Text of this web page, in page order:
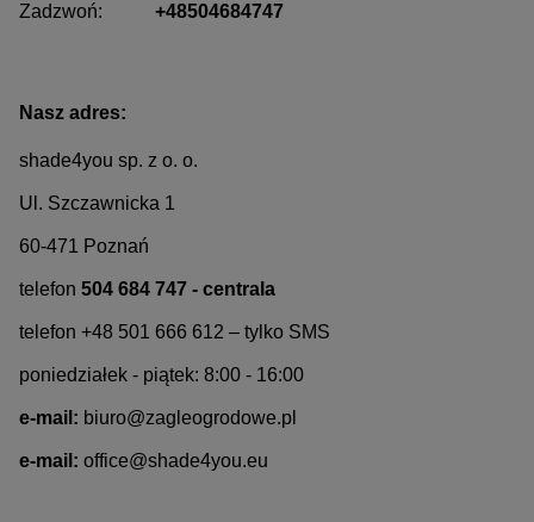
Zadzwoń:
+48504684747
Nasz adres:
shade4you sp. z o. o.
Ul. Szczawnicka 1
60-471 Poznań
telefon 504 684 747 - centrala
telefon +48 501 666 612 – tylko SMS
poniedziałek - piątek: 8:00 - 16:00
e-mail: biuro@zagleogrodowe.pl
e-mail: office@shade4you.eu